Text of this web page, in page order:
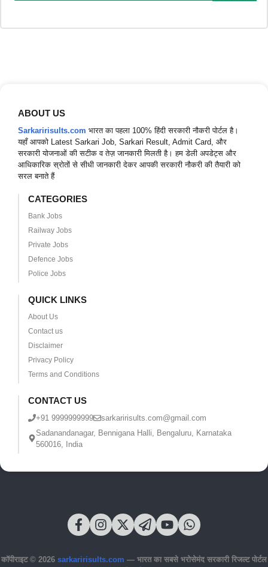
ABOUT US
Sarkaririsults.com भारत का पहला 100% हिंदी सरकारी नौकरी पोर्टल है।
यहाँ आपको Latest Sarkari Job, Sarkari Result, Admit Card, और
सरकारी योजनाओं की सटीक व तेज़ जानकारी मिलती है। हम डेली अपडेट्स और
आधिकारिक स्रोतों से सीधी जानकारी देकर आपकी सरकारी नौकरी की तैयारी को
सरल बनाते हैं
CATEGORIES
Bank Jobs
Railway Jobs
Private Jobs
Defence Jobs
Police Jobs
QUICK LINKS
About Us
Contact us
Disclaimer
Privacy Policy
Terms and Conditions
CONTACT US
+91 9999999999
sarkaririsults.com@gmail.com
Sadanandanagar, Bennigana Halli, Bengaluru, Karnataka
560016, India
कॉपीराइट © 2026 sarkaririsults.com — भारत का सबसे भरोसेमंद सरकारी रिजल्ट पोर्टल